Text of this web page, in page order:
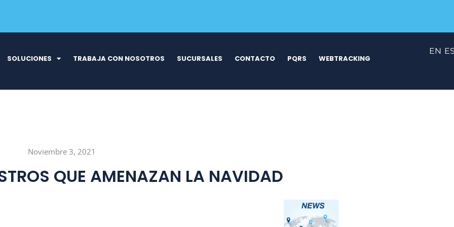
SOLUCIONES TRABAJA CON NOSOTROS SUCURSALES CONTACTO PQRS WEBTRACKING
EN
Noviembre 3, 2021
QUE AMENAZAN LA NAVIDAD